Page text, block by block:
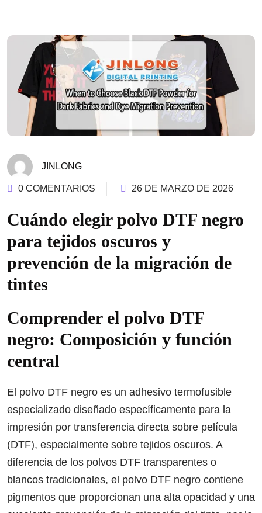
JINLONG
0 COMENTARIOS 26 DE MARZO DE 2026
Cuándo elegir polvo DTF negro
para tejidos oscuros y
prevención de la migración de
tintes
Comprender el polvo DTF
negro: Composición y función
central
El polvo DTF negro es un adhesivo termofusible
especializado diseñado específicamente para la
impresión por transferencia directa sobre película
(DTF), especialmente sobre tejidos oscuros. A
diferencia de los polvos DTF transparentes o
blancos tradicionales, el polvo DTF negro contiene
pigmentos que proporcionan una alta opacidad y una